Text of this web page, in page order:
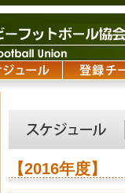
【2016年度】